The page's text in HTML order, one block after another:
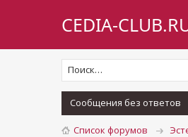
CEDIA-
Сообщения без ответов
Список форумов